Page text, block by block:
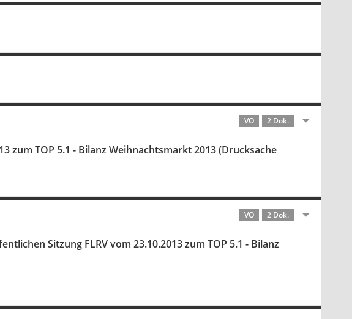
VO 2 Dok.
zum TOP 5.1 - Bilanz Weihnachtsmarkt 2013 (Drucksache
VO 2 Dok.
Sitzung FLRV vom 23.10.2013 zum TOP 5.1 - Bilanz